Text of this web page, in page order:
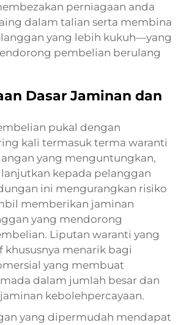
perniagaan anda
dalam talian serta membina
yang lebih kukuh—yang
pembelian berulang
Dasar Jaminan dan
pukal dengan
kali termasuk terma waranti
yang menguntungkan,
kepada pelanggan
ini mengurangkan risiko
memberikan jaminan
yang mendorong
Liputan waranti yang
khususnya menarik bagi
yang membuat
dalam jumlah besar dan
kebolehpercayaan.
yang dipermudah mendapat